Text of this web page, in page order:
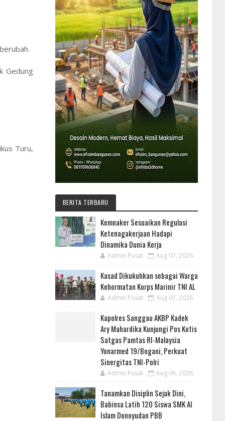
Gedung
Turu,
BERITA TERBARU
Kemnaker Sesuaikan Regulasi
Ketenagakerjaan Hadapi
Dinamika Dunia Kerja
Admin Pusat Aug 07, 2026
Kasad Dikukuhkan sebagai Warga
Kehormatan Korps Marinir TNI AL
Admin Pusat Aug 07, 2026
Kapolres Sanggau AKBP Kadek
Ary Mahardika Kunjungi Pos Kotis
Satgas Pamtas RI-Malaysia
Yonarmed 19/Bogani, Perkuat
Sinergitas TNI-Polri
Admin Pusat Aug 06, 2026
Tanamkan Disiplin Sejak Dini,
Babinsa Latih 120 Siswa SMK Al
Islam Donoyudan PBB